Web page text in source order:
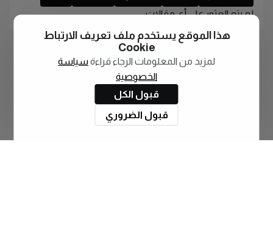
لم يتم العثور على أي مقالات
هذا الموقع يستخدم ملف تعريف الارتباط
Cookie
لمزيد من المعلومات الرجاء قراءة سياسة
الخصوصية
قبول الكل
قبول الضروري